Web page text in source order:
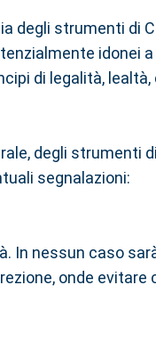
degli strumenti di
idonei a
di legalità,
degli strumenti
segnalazioni:
In nessun caso
onde evitare